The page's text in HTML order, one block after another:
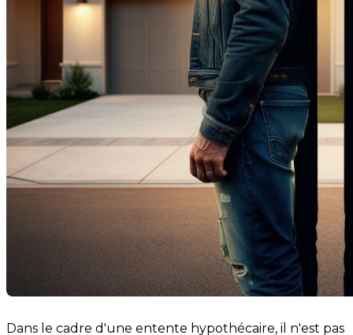
Dans le cadre d'une entente hypothécaire, il n'est pas